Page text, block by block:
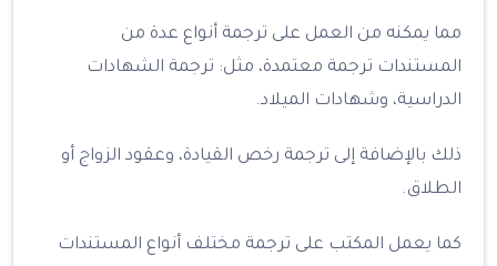
مما يمكنه من العمل على ترجمة أنواع عدة من
المستندات ترجمة معتمدة، مثل: ترجمة الشهادات
الدراسية، وشهادات الميلاد.
ذلك بالإضافة إلى ترجمة رخص القيادة، وعقود الزواج أو
الطلاق.
كما يعمل المكتب على ترجمة مختلف أنواع المستندات